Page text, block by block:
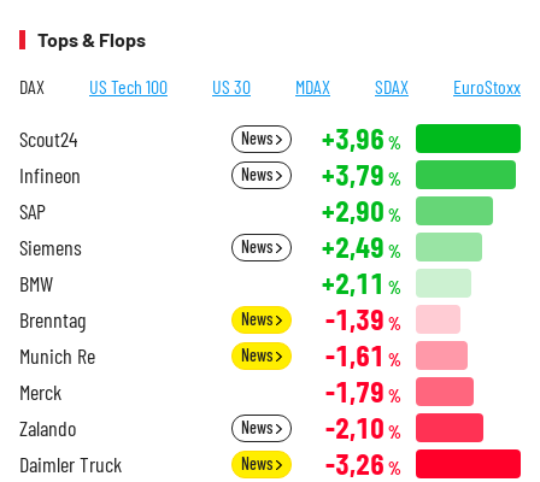
Tops & Flops
DAX US Tech 100 US 30 MDAX SDAX EuroStoxx
Scout24 News +3,96 %
Infineon News +3,79 %
SAP +2,90 %
Siemens News +2,49 %
BMW +2,11 %
Brenntag News -1,39 %
Munich Re News -1,61 %
Merck -1,79 %
Zalando News -2,10 %
Daimler Truck News -3,26 %